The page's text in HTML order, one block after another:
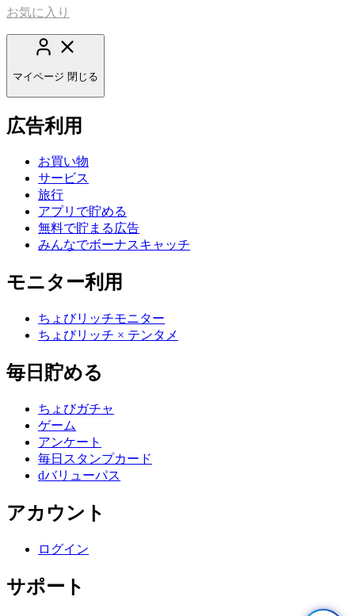
お気に入り
マイページ 閉じる
広告利用
お買い物
サービス
旅行
アプリで貯める
無料で貯まる広告
みんなでボーナスキャッチ
モニター利用
ちょびリッチモニター
ちょびリッチ × テンタメ
毎日貯める
ちょびガチャ
ゲーム
アンケート
毎日スタンプカード
dバリューパス
アカウント
ログイン
サポート